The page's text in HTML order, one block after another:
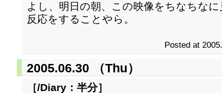
よし、明日の朝、この映像をちなちな
反応をすることやら。
Posted at
2005.06.30 （Thu）
［/Diary： 半分］